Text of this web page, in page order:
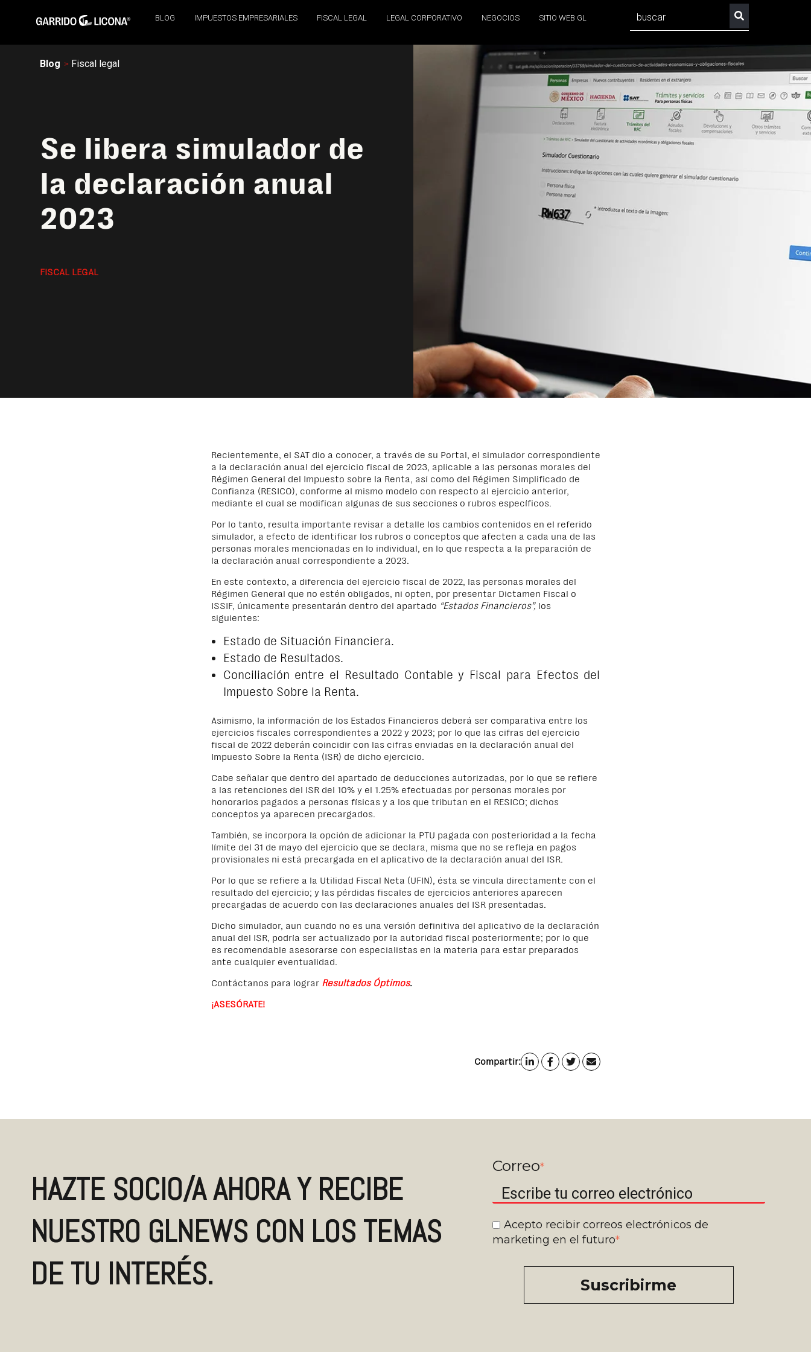
BLOG IMPUESTOS EMPRESARIALES FISCAL LEGAL LEGAL CORPORATIVO NEGOCIOS SITIO WEB GL
Blog Fiscal legal
Se libera simulador de
la declaración anual
2023
FISCAL LEGAL
Recientemente, el SAT dio a conocer, a través de su Portal, el simulador correspondiente
a la declaración anual del ejercicio fiscal de 2023, aplicable a las personas morales del
Régimen General del Impuesto sobre la Renta, así como del Régimen Simplificado de
Confianza (RESICO), conforme al mismo modelo con respecto al ejercicio anterior,
mediante el cual se modifican algunas de sus secciones o rubros específicos.
Por lo tanto, resulta importante revisar a detalle los cambios contenidos en el referido
simulador, a efecto de identificar los rubros o conceptos que afecten a cada una de las
personas morales mencionadas en lo individual, en lo que respecta a la preparación de
la declaración anual correspondiente a 2023.
En este contexto, a diferencia del ejercicio fiscal de 2022, las personas morales del
Régimen General que no estén obligados, ni opten, por presentar Dictamen Fiscal o
ISSIF, únicamente presentarán dentro del apartado “Estados Financieros”,los
siguientes:
Estado de Situación Financiera.
Estado de Resultados.
Conciliación entre el Resultado Contable y Fiscal para Efectos del
Impuesto Sobre la Renta.
Asimismo, la información de los Estados Financieros deberá ser comparativa entre los
ejercicios fiscales correspondientes a 2022 y 2023; por lo que las cifras del ejercicio
fiscal de 2022 deberán coincidir con las cifras enviadas en la declaración anual del
Impuesto Sobre la Renta (ISR) de dicho ejercicio.
Cabe señalar que dentro del apartado de deducciones autorizadas, por lo que se refiere
a las retenciones del ISR del 10% y el 1.25% efectuadas por personas morales por
honorarios pagados a personas físicas y a los que tributan en el RESICO; dichos
conceptos ya aparecen precargados.
También, se incorpora la opción de adicionar la PTU pagada con posterioridad a la fecha
límite del 31 de mayo del ejercicio que se declara, misma que no se refleja en pagos
provisionales ni está precargada en el aplicativo de la declaración anual del ISR.
Por lo que se refiere a la Utilidad Fiscal Neta (UFIN), ésta se vincula directamente con el
resultado del ejercicio; y las pérdidas fiscales de ejercicios anteriores aparecen
precargadas de acuerdo con las declaraciones anuales del ISR presentadas.
Dicho simulador, aun cuando no es una versión definitiva del aplicativo de la declaración
anual del ISR, podría ser actualizado por la autoridad fiscal posteriormente; por lo que
es recomendable asesorarse con especialistas en la materia para estar preparados
ante cualquier eventualidad.
Contáctanos para lograr Resultados Óptimos.
¡ASESÓRATE!
Compartir:
HAZTE SOCIO/A AHORA Y RECIBE
NUESTRO GLNEWS CON LOS TEMAS
DE TU INTERÉS.
Correo*
Acepto recibir correos electrónicos de
marketing en el futuro*